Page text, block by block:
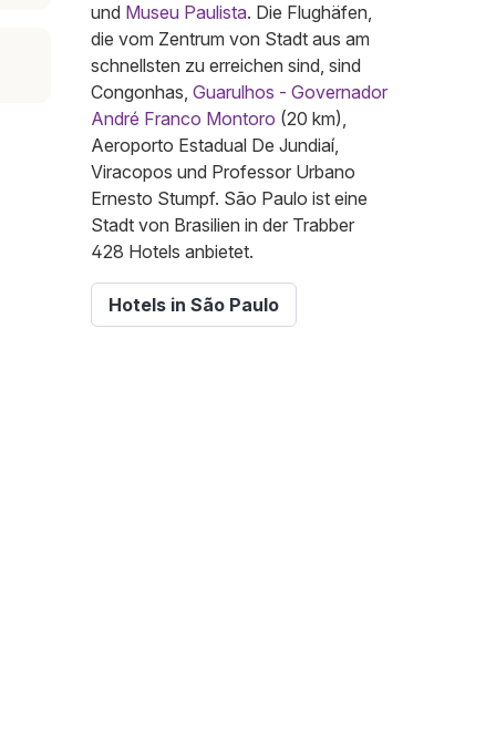
und Museu Paulista. Die Flughäfen,
die vom Zentrum von Stadt aus am
schnellsten zu erreichen sind, sind
Congonhas, Guarulhos - Governador
André Franco Montoro (20 km),
Aeroporto Estadual De Jundiaí,
Viracopos und Professor Urbano
Ernesto Stumpf. São Paulo ist eine
Stadt von Brasilien in der Trabber
428 Hotels anbietet.
Hotels in São Paulo